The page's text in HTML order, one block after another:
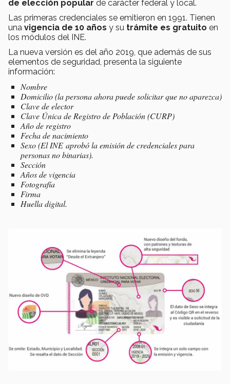
de elección popular de carácter federal y local.
Las primeras credenciales se emitieron en 1991. Tienen
una vigencia de 10 años y su trámite es gratuito en
los módulos del INE.
La nueva versión es del año 2019, que además de sus
elementos de seguridad, presenta la siguiente
información:
Nombre
Domicilio (la persona ahora puede solicitar que no aparezca)
Clave de elector
Clave Única de Registro de Población (CURP)
Año de registro
Fecha de nacimiento
Sexo (El INE aprobó la emisión de credenciales para
personas no binarias).
Sección
Años de vigencia
Fotografía
Firma
Huella digital.